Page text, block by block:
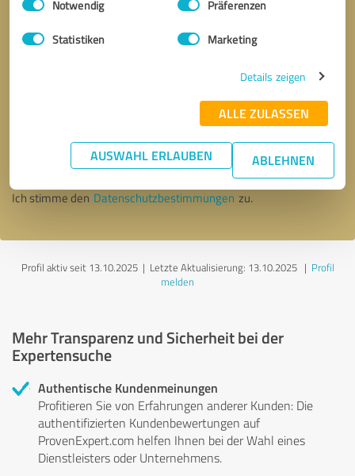
Notwendig Präferenzen
Statistiken Marketing
Details zeigen
ALLE ZULASSEN
AUSWAHL ERLAUBEN ABLEHNEN
* Erforderliche Angaben
Nachricht senden
Ich stimme den Datenschutzbestimmungen zu.
Profil aktiv seit 13.10.2025 | Letzte Aktualisierung: 13.10.2025| Profil
melden
Mehr Transparenz und Sicherheit bei der
Expertensuche
Authentische Kundenmeinungen
Profitieren Sie von Erfahrungen anderer Kunden: Die
authentifizierten Kundenbewertungen auf
ProvenExpert.com helfen Ihnen bei der Wahl eines
Dienstleisters oder Unternehmens.